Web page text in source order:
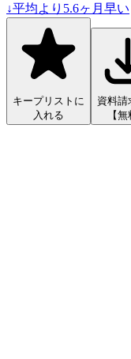
↓平均より 5.6ヶ月早い
キープリストに
入れる
資料請
【無